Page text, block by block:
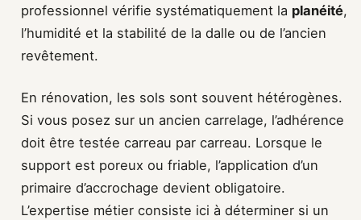
professionnel vérifie systématiquement la planéité,
l’humidité et la stabilité de la dalle ou de l’ancien
revêtement.
En rénovation, les sols sont souvent hétérogènes.
Si vous posez sur un ancien carrelage, l’adhérence
doit être testée carreau par carreau. Lorsque le
support est poreux ou friable, l’application d’un
primaire d’accrochage devient obligatoire.
L’expertise métier consiste ici à déterminer si un